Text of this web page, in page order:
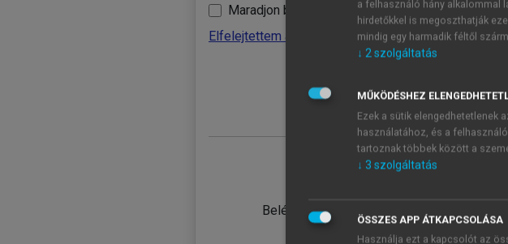
Maradjon belépve
Elfelejtettem a jelszavamat
Belépés intézményi azonosítóval
a felhasználó hány alkalommal
hirdetőkkel is megoszthatják
mindig egy harmadik féltől
↓ 2szolgáltatás
MŰKÖDÉSHEZ
Ezek a sütik elengedhetetlenek
használatához, és a
tartoznak többek között a
↓ 3 szolgáltatás
ÖSSZES APP ÁTKAPCSOLÁSA
Használja ezt a kapcsolót az